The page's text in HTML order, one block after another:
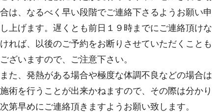
合は、なるべく早い段階でご連絡下さるようお願い申
し上げます。遅くとも前日１９時までにご連絡頂けな
ければ、以後のご予約をお断りさせていただくことも
ございますので、ご注意下さい。
また、発熱がある場合や極度な体調不良などの場合は
施術を行うことが出来かねますので、その際は分かり
次第早めにご連絡頂きますようお願い致します。